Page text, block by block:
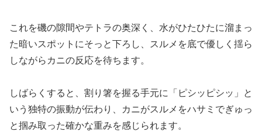
これを磯の隙間やテトラの奥深く、水がひたひたに溜まっ
た暗いスポットにそっと下ろし、スルメを底で優しく揺ら
しながらカニの反応を待ちます。
しばらくすると、割り箸を握る手元に「ピシッピシッ」と
いう独特の振動が伝わり、カニがスルメをハサミでぎゅっ
と掴み取った確かな重みを感じられます。